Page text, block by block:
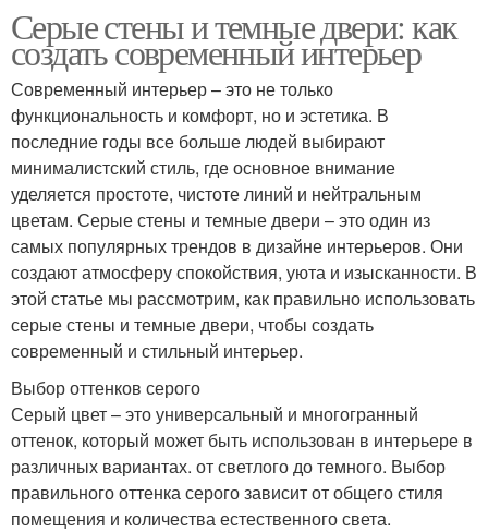
Серые стены и темные двери: как
создать современный интерьер
Современный интерьер – это не только
функциональность и комфорт, но и эстетика. В
последние годы все больше людей выбирают
минималистский стиль, где основное внимание
уделяется простоте, чистоте линий и нейтральным
цветам. Серые стены и темные двери – это один из
самых популярных трендов в дизайне интерьеров. Они
создают атмосферу спокойствия, уюта и изысканности. В
этой статье мы рассмотрим, как правильно использовать
серые стены и темные двери, чтобы создать
современный и стильный интерьер.
Выбор оттенков серого
Серый цвет – это универсальный и многогранный
оттенок, который может быть использован в интерьере в
различных вариантах. от светлого до темного. Выбор
правильного оттенка серого зависит от общего стиля
помещения и количества естественного света.